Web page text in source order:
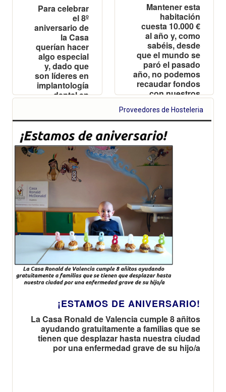
Para celebrar
el 8º
aniversario de
la Casa
querían hacer
algo especial
y, dado que
son líderes en
implantología
dental en
donarnos 15€
por cada uno
de los
implantes que
realicen
Mantener esta
habitación
cuesta 10.000 €
al año y, como
sabéis, desde
que el mundo se
paró el pasado
año, no podemos
recaudar fondos
con nuestros
eventos
Proveedores de Hosteleria
¡ESTAMOS DE ANIVERSARIO!
La Casa Ronald de Valencia cumple 8 añitos
ayudando gratuitamente a familias que se
tienen que desplazar hasta nuestra ciudad
por una enfermedad grave de su hijo/a